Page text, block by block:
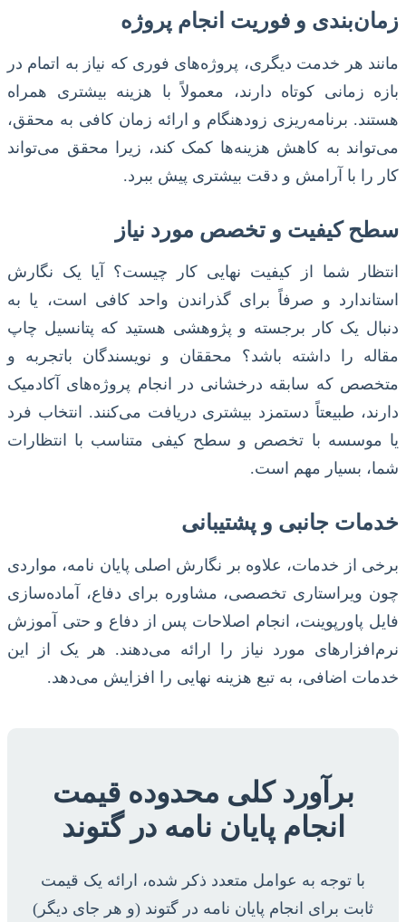
زمان‌بندی و فوریت انجام پروژه
مانند هر خدمت دیگری، پروژه‌های فوری که نیاز به اتمام در
بازه زمانی کوتاه دارند، معمولاً با هزینه بیشتری همراه
هستند. برنامه‌ریزی زودهنگام و ارائه زمان کافی به محقق،
می‌تواند به کاهش هزینه‌ها کمک کند، زیرا محقق می‌تواند
کار را با آرامش و دقت بیشتری پیش ببرد.
سطح کیفیت و تخصص مورد نیاز
انتظار شما از کیفیت نهایی کار چیست؟ آیا یک نگارش
استاندارد و صرفاً برای گذراندن واحد کافی است، یا به
دنبال یک کار برجسته و پژوهشی هستید که پتانسیل چاپ
مقاله را داشته باشد؟ محققان و نویسندگان باتجربه و
متخصص که سابقه درخشانی در انجام پروژه‌های آکادمیک
دارند، طبیعتاً دستمزد بیشتری دریافت می‌کنند. انتخاب فرد
یا موسسه با تخصص و سطح کیفی متناسب با انتظارات
شما، بسیار مهم است.
خدمات جانبی و پشتیبانی
برخی از خدمات، علاوه بر نگارش اصلی پایان نامه، مواردی
چون ویراستاری تخصصی، مشاوره برای دفاع، آماده‌سازی
فایل پاورپوینت، انجام اصلاحات پس از دفاع و حتی آموزش
نرم‌افزارهای مورد نیاز را ارائه می‌دهند. هر یک از این
خدمات اضافی، به تبع هزینه نهایی را افزایش می‌دهد.
برآورد کلی محدوده قیمت
انجام پایان نامه در گتوند
با توجه به عوامل متعدد ذکر شده، ارائه یک قیمت
ثابت برای انجام پایان نامه در گتوند (و هر جای دیگر)